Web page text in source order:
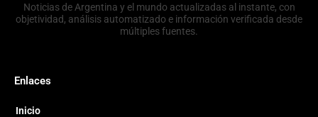
Noticias de Argentina y el mundo actualizadas al instante, con
objetividad, análisis automatizado e información verificada desde
múltiples fuentes.
Enlaces
Inicio